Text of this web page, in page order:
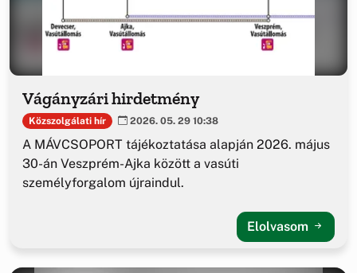
Vágányzári hirdetmény
Közszolgálati hír 2026. 05. 29 10:38
A MÁVCSOPORT tájékoztatása alapján 2026. május
30-án Veszprém-Ajka között a vasúti
személyforgalom újraindul.
Elolvasom